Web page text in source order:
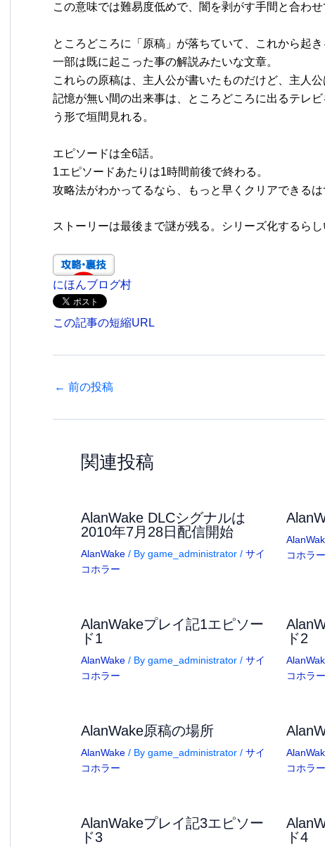
この意味では難易度低めで、闇を剥がす手間と合わ
ところどころに「原稿」が落ちていて、これから起き
一部は既に起こった事の解説みたいな文章。
これらの原稿は、主人公が書いたものだけど、主人公
記憶が無い間の出来事は、ところどころに出るテレ
う形で垣間見れる。
エピソードは全6話。
1エピソードあたりは1時間前後で終わる。
攻略法がわかってるなら、もっと早くクリアできるは
ストーリーは最後まで謎が残る。シリーズ化するらし
にほんブログ村
この記事の短縮URL
← 前の投稿
関連投稿
AlanWake DLCシグナルは
2010年7月28日配信開始
AlanWake / By game_administrator / サイ
コホラー
コホラー
AlanWakeプレイ記1エピソー
ド1
AlanWake / By game_administrator / サイ
コホラー
ド2
コホラー
AlanWake原稿の場所
AlanWake / By game_administrator / サイ
コホラー
コホラー
AlanWakeプレイ記3エピソー
ド3
ド4